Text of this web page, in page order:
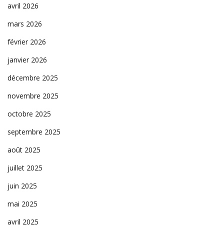
avril 2026
mars 2026
février 2026
janvier 2026
décembre 2025
novembre 2025
octobre 2025
septembre 2025
août 2025
juillet 2025
juin 2025
mai 2025
avril 2025